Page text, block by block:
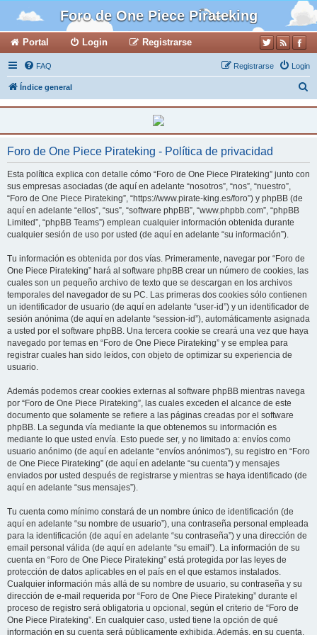
Foro de One Piece Pirateking
Portal Login Registrarse
FAQ Login
Registrarse
Índice general
c
Foro de One Piece Pirateking - Política de privacidad
Esta política explica con detalle cómo “Foro de One Piece Pirateking” junto con
sus empresas asociadas (de aquí en adelante “nosotros”, “nos”, “nuestro”,
“Foro de One Piece Pirateking”, “https://www.pirate-king.es/foro”) y phpBB (de
aquí en adelante “ellos”, “sus”, “software phpBB”, “www.phpbb.com”, “phpBB
Limited”, “phpBB Teams”) emplean cualquier información obtenida durante
cualquier sesión de uso por usted (de aquí en adelante “su información”).
Tu información es obtenida por dos vías. Primeramente, navegar por “Foro de
One Piece Pirateking” hará al software phpBB crear un número de cookies, las
cuales son un pequeño archivo de texto que se descargan en los archivos
temporales del navegador de su PC. Las primeras dos cookies sólo contienen
un identificador de usuario (de aquí en adelante “user-id”) y un identificador de
sesión anónima (de aquí en adelante “session-id”), automáticamente asignada
a usted por el software phpBB. Una tercera cookie se creará una vez que haya
navegado por temas en “Foro de One Piece Pirateking” y se emplea para
registrar cuales han sido leídos, con objeto de optimizar su experiencia de
usuario.
Además podemos crear cookies externas al software phpBB mientras navega
por “Foro de One Piece Pirateking”, las cuales exceden el alcance de este
documento que solamente se refiere a las páginas creadas por el software
phpBB. La segunda vía mediante la que obtenemos su información es
mediante lo que usted envía. Esto puede ser, y no limitado a: envíos como
usuario anónimo (de aquí en adelante “envíos anónimos”), su registro en “Foro
de One Piece Pirateking” (de aquí en adelante “su cuenta”) y mensajes
enviados por usted después de registrarse y mientras se haya identificado (de
aquí en adelante “sus mensajes”).
Tu cuenta como mínimo constará de un nombre único de identificación (de
aquí en adelante “su nombre de usuario”), una contraseña personal empleada
para la identificación (de aquí en adelante “su contraseña”) y una dirección de
email personal válida (de aquí en adelante “su email”). La información de su
cuenta en “Foro de One Piece Pirateking” está protegida por las leyes de
protección de datos aplicables en el país en el que estamos instalados.
Cualquier información más allá de su nombre de usuario, su contraseña y su
dirección de e-mail requerida por “Foro de One Piece Pirateking” durante el
proceso de registro será obligatoria u opcional, según el criterio de “Foro de
One Piece Pirateking”. En cualquier caso, usted tiene la opción de qué
información en su cuenta será públicamente exhibida. Además, en su cuenta,